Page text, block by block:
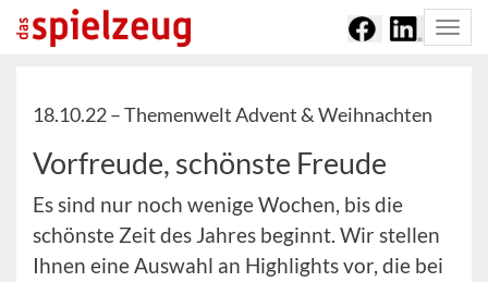
18.10.22 –Themenwelt Advent & Weihnachten
Vorfreude, schönste Freude
Es sind nur noch wenige Wochen, bis die
schönste Zeit des Jahres beginnt. Wir stellen
Ihnen eine Auswahl an Highlights vor, die bei